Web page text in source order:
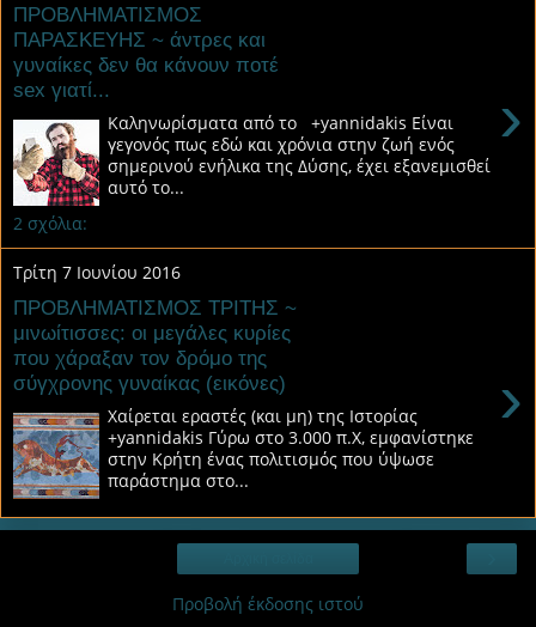
ΠΡΟΒΛΗΜΑΤΙΣΜΟΣ
ΠΑΡΑΣΚΕΥΗΣ ~ άντρες και
γυναίκες δεν θα κάνουν ποτέ
sex γιατί...
›
Καληνωρίσματα από το +yannidakis Είναι
γεγονός πως εδώ και χρόνια στην ζωή ενός
σημερινού ενήλικα της Δύσης, έχει εξανεμισθεί
αυτό το...
2 σχόλια:
Τρίτη 7 Ιουνίου 2016
ΠΡΟΒΛΗΜΑΤΙΣΜΟΣ ΤΡΙΤΗΣ ~
μινωίτισσες: οι μεγάλες κυρίες
που χάραξαν τον δρόμο της
σύγχρονης γυναίκας (εικόνες)
›
Χαίρεται εραστές (και μη) της Ιστορίας
+yannidakis Γύρω στο 3.000 π.Χ, εμφανίστηκε
στην Κρήτη ένας πολιτισμός που ύψωσε
παράστημα στο...
Προβολή έκδοσης ιστού